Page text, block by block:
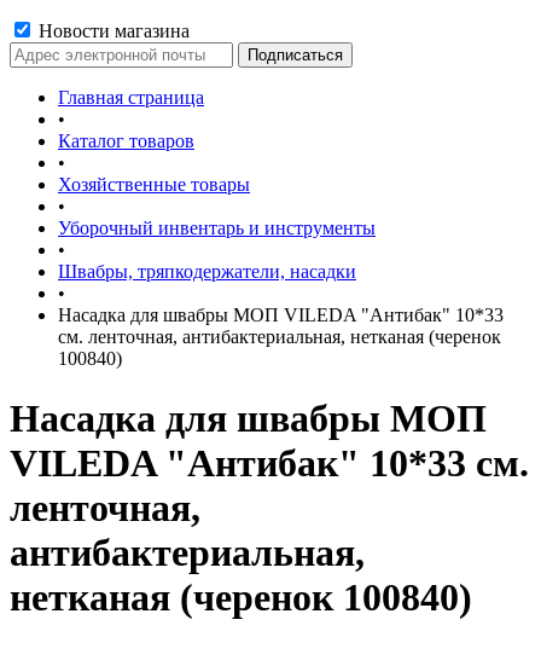
Новости магазина
Главная страница
•
Каталог товаров
•
Хозяйственные товары
•
Уборочный инвентарь и инструменты
•
Швабры, тряпкодержатели, насадки
•
Насадка для швабры МОП VILEDA "Антибак" 10*33
см. ленточная, антибактериальная, нетканая (черенок
100840)
Насадка для швабры МОП
VILEDA "Антибак" 10*33 см.
ленточная,
антибактериальная,
нетканая (черенок 100840)